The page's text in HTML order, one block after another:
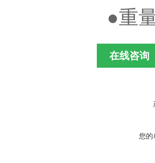
●
在线咨询
您的